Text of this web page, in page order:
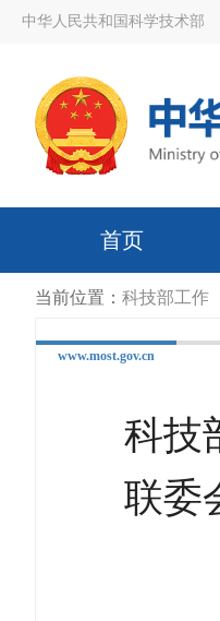
中华人民共和国科学技术部
首页
当前位置： 科技部工作
www.most.gov.cn
科技
联委